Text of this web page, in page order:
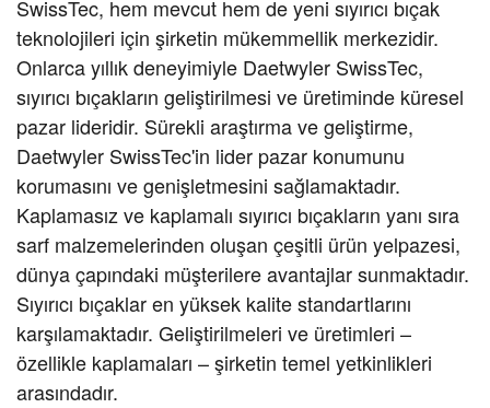
SwissTec, hem mevcut hem de yeni sıyırıcı bıçak
teknolojileri için şirketin mükemmellik merkezidir.
Onlarca yıllık deneyimiyle Daetwyler SwissTec,
sıyırıcı bıçakların geliştirilmesi ve üretiminde küresel
pazar lideridir. Sürekli araştırma ve geliştirme,
Daetwyler SwissTec'in lider pazar konumunu
korumasını ve genişletmesini sağlamaktadır.
Kaplamasız ve kaplamalı sıyırıcı bıçakların yanı sıra
sarf malzemelerinden oluşan çeşitli ürün yelpazesi,
dünya çapındaki müşterilere avantajlar sunmaktadır.
Sıyırıcı bıçaklar en yüksek kalite standartlarını
karşılamaktadır. Geliştirilmeleri ve üretimleri –
özellikle kaplamaları – şirketin temel yetkinlikleri
arasındadır.